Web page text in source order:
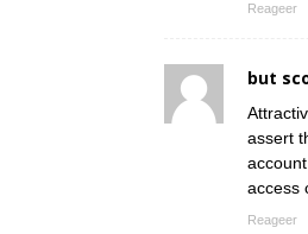
Reageer
but
assert
access
Reageer